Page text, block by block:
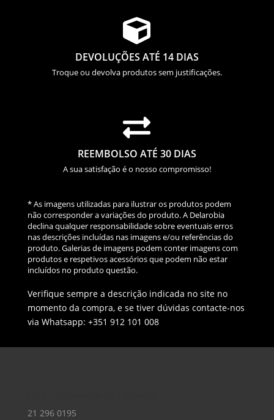

DEVOLUÇÕES ATÉ 14 DIAS
Troque ou devolva produtos sem justificações.

REEMBOLSO ATÉ 30 DIAS
A sua satisfação é o nosso compromisso!
* As imagens utilizadas para ilustrar os produtos podem
não corresponder a variações do produto. A Delarobia
declina qualquer responsabilidade sobre eventuais erros
nas descrições incluídas nas imagens e/ou referências do
produto. Galerias de imagens podem conter imagens com
produtos e respetivos acessórios que podem não estar
incluídos no produto questão.
Verifique sempre a descrição indicada no site no
momento da compra, e se tiver dúvidas contacte-nos
via Whatsapp: +351 912 101 008
21 296 0195